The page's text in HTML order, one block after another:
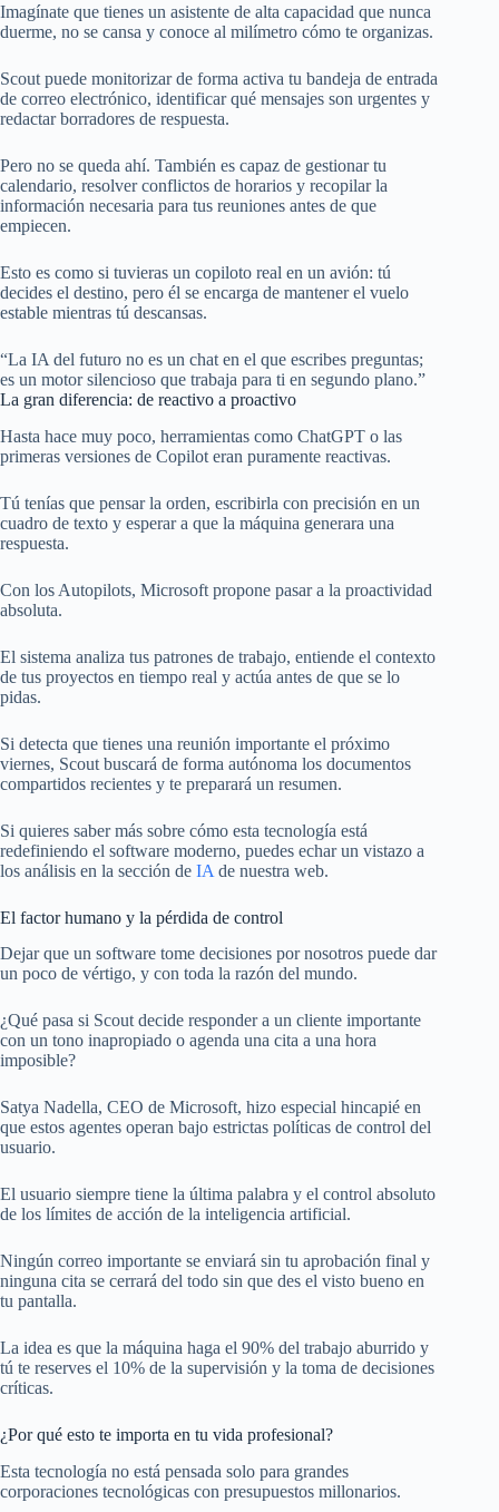
Imagínate que tienes un asistente de alta capacidad que nunca
duerme, no se cansa y conoce al milímetro cómo te organizas.
Scout puede monitorizar de forma activa tu bandeja de entrada
de correo electrónico, identificar qué mensajes son urgentes y
redactar borradores de respuesta.
Pero no se queda ahí. También es capaz de gestionar tu
calendario, resolver conflictos de horarios y recopilar la
información necesaria para tus reuniones antes de que
empiecen.
Esto es como si tuvieras un copiloto real en un avión: tú
decides el destino, pero él se encarga de mantener el vuelo
estable mientras tú descansas.
“La IA del futuro no es un chat en el que escribes preguntas;
es un motor silencioso que trabaja para ti en segundo plano.”
La gran diferencia: de reactivo a proactivo
Hasta hace muy poco, herramientas como ChatGPT o las
primeras versiones de Copilot eran puramente reactivas.
Tú tenías que pensar la orden, escribirla con precisión en un
cuadro de texto y esperar a que la máquina generara una
respuesta.
Con los Autopilots, Microsoft propone pasar a la proactividad
absoluta.
El sistema analiza tus patrones de trabajo, entiende el contexto
de tus proyectos en tiempo real y actúa antes de que se lo
pidas.
Si detecta que tienes una reunión importante el próximo
viernes, Scout buscará de forma autónoma los documentos
compartidos recientes y te preparará un resumen.
Si quieres saber más sobre cómo esta tecnología está
redefiniendo el software moderno, puedes echar un vistazo a
los análisis en la sección de IA de nuestra web.
El factor humano y la pérdida de control
Dejar que un software tome decisiones por nosotros puede dar
un poco de vértigo, y con toda la razón del mundo.
¿Qué pasa si Scout decide responder a un cliente importante
con un tono inapropiado o agenda una cita a una hora
imposible?
Satya Nadella, CEO de Microsoft, hizo especial hincapié en
que estos agentes operan bajo estrictas políticas de control del
usuario.
El usuario siempre tiene la última palabra y el control absoluto
de los límites de acción de la inteligencia artificial.
Ningún correo importante se enviará sin tu aprobación final y
ninguna cita se cerrará del todo sin que des el visto bueno en
tu pantalla.
La idea es que la máquina haga el 90% del trabajo aburrido y
tú te reserves el 10% de la supervisión y la toma de decisiones
críticas.
¿Por qué esto te importa en tu vida profesional?
Esta tecnología no está pensada solo para grandes
corporaciones tecnológicas con presupuestos millonarios.